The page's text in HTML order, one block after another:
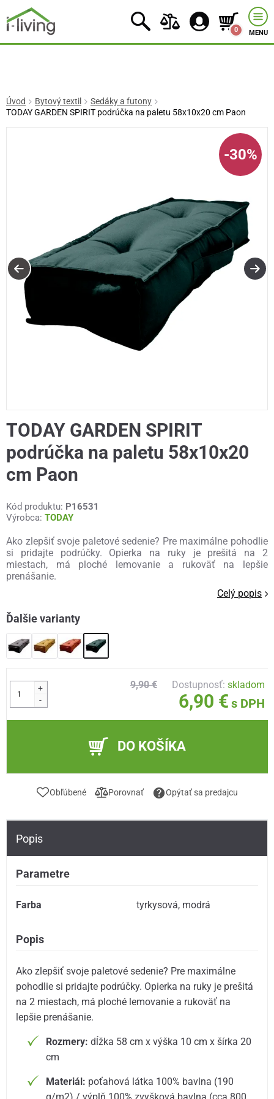
0 MENU
Úvod Bytový textil
Sedáky a futony
TODAY GARDEN SPIRIT podrúčka na paletu 58x10x20 cm Paon
-30%
TODAY GARDEN SPIRIT
podrúčka na paletu 58x10x20
cm Paon
Kód produktu: P16531
Výrobca: TODAY
Ako zlepšiť svoje paletové sedenie? Pre maximálne pohodlie
si pridajte podrúčky. Opierka na ruky je prešitá na 2
miestach, má ploché lemovanie a rukoväť na lepšie
prenášanie.
Celý popis
Ďalšie varianty
+
-
9,90 € Dostupnosť:skladom
6,90 € s DPH
DO KOŠÍKA
Obľúbené Porovnať Opýtať sa predajcu
Popis
Parametre
Farba tyrkysová, modrá
Popis
Ako zlepšiť svoje paletové sedenie? Pre maximálne
pohodlie si pridajte podrúčky. Opierka na ruky je prešitá
na 2 miestach, má ploché lemovanie a rukoväť na
lepšie prenášanie.
Rozmery: dĺžka 58 cm x výška 10 cm x šírka 20
cm
Materiál: poťahová látka 100% bavlna (190